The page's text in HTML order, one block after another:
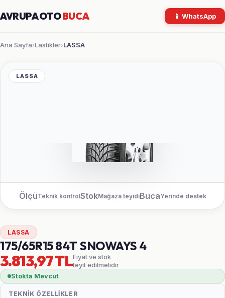
AVRUPA OTOBUCA 📱 WhatsApp
Ana Sayfa›Lastikler›LASSA
LASSA
ÖlçüTeknik kontrolStokMağaza teyidiBucaYerinde destek
LASSA
175/65R15 84T SNOWAYS 4
3.813,97 TLFiyat ve stok
teyit edilmelidir
Stokta Mevcut
TEKNIK ÖZELLIKLER